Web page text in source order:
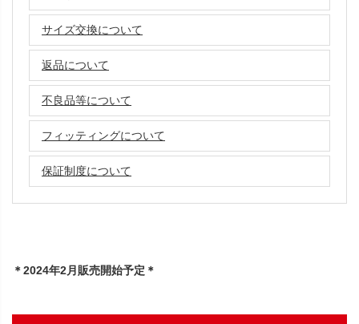
サイズ交換について
返品について
不良品等について
フィッティングについて
保証制度について
＊2024年2月販売開始予定＊